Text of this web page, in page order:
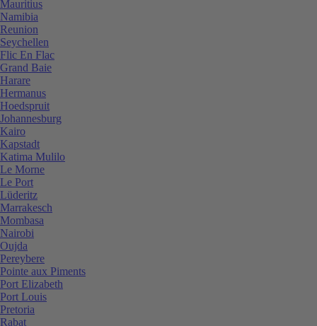
Mauritius
Namibia
Reunion
Seychellen
Flic En Flac
Grand Baie
Harare
Hermanus
Hoedspruit
Johannesburg
Kairo
Kapstadt
Katima Mulilo
Le Morne
Le Port
Lüderitz
Marrakesch
Mombasa
Nairobi
Oujda
Pereybere
Pointe aux Piments
Port Elizabeth
Port Louis
Pretoria
Rabat